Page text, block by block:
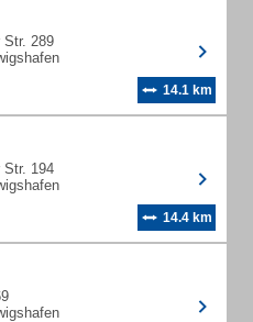
Str. 289
14.1 km
Str. 194
14.4 km